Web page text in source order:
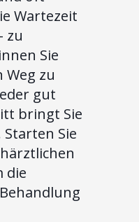
Wartezeit
zu
Sie
zu
gut
bringt Sie
Starten Sie
die